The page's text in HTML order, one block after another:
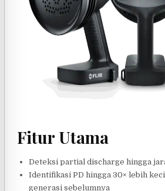
Fitur Utama
Deteksi partial discharge hingga
Identifikasi PD hingga 30× lebih
generasi sebelumnya